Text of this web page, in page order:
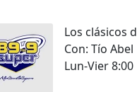
Los clásicos
Con: Tío Abel
Lun-Vier 8:00